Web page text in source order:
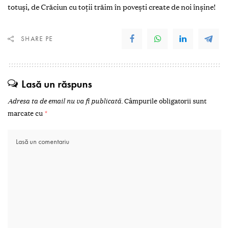
totuși, de Crăciun cu toţii trăim în povești create de noi înșine!
SHARE PE
Lasă un răspuns
Adresa ta de email nu va fi publicată.Câmpurile obligatorii sunt
marcate cu *